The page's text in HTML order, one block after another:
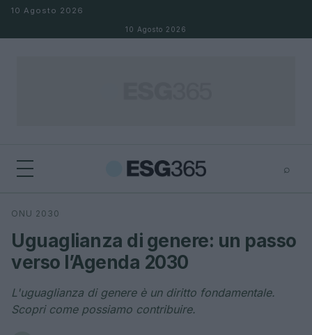
Salta al contenuto
10 Agosto 2026
10 Agosto 2026
⌕
Cerca
ONU 2030
Uguaglianza di genere: un passo
verso l’Agenda 2030
L'uguaglianza di genere è un diritto fondamentale.
Scopri come possiamo contribuire.